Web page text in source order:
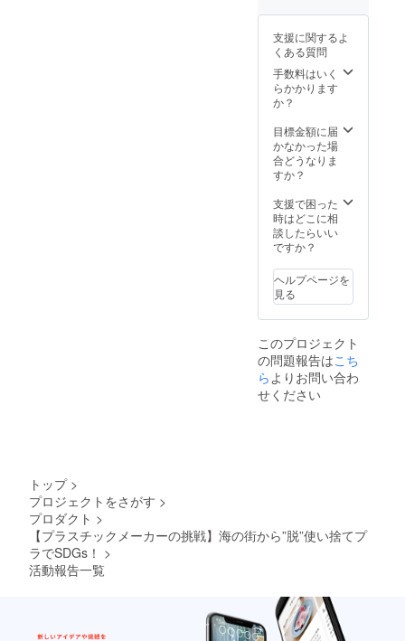
ファミ
リー向
けサイ
ズ
42cm×
25cmを
す） ま
な板は
見ての
ラス
チック
です。
資源と
利用し
く、捨
てる際
も何も
考えず
に捨て
るので
はな
たも3R
えま
す。
ラスを
ロゴ
マーク
に埋め
込みま
した。
クまな
板 ファ
イミ
大手総
合食品
スー
パーや
アンの
チェー
ン店に
も採用
いるプ
ロ仕様
のまな
板で
ズのも
食品衛
生法に
も適合
えて私
たち
も”脱”
使い捨
てプラ
スチッ
た。 紫
外線や
水に強
いガラ
ス素材
を使用
し、職
術で17
色のガ
ラスを
ロゴ
に埋め
込んで
いま
す。
チェー
イプが
性にも
お使い
いただ
けま
送りし
お顔を
明るく
彩る
SDGs
マーク
落でか
つ、発
信度も
高いで
”脱”使
い捨て
プラス
チック
に賛同
する射
水市の
ガラス
んと共
同で製
作しま
した。
長く
てプラ
スチッ
外線や
水に強
く劣化
支援に関するよ
くある質問
手数料はいく
らかかります
か？
目標金額に届
かなかった場
合どうなりま
すか？
支援で困った
時はどこに相
談したらいい
ですか？
ヘルプページを
見る
このプロジェクト
の問題報告はこち
らよりお問い合わ
せください
トップ >
プロジェクトをさがす >
プロダクト >
【プラスチックメーカーの挑戦】海の街から”脱”使い捨てプ
ラでSDGs！ >
活動報告一覧